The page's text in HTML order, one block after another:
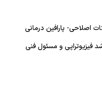
اصلاحی- پارافین درمانی
فیزیوتراپی و مسئول فنی